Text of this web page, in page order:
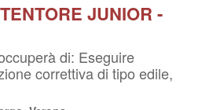
JUNIOR -
di: Eseguire
correttiva di tipo edile,